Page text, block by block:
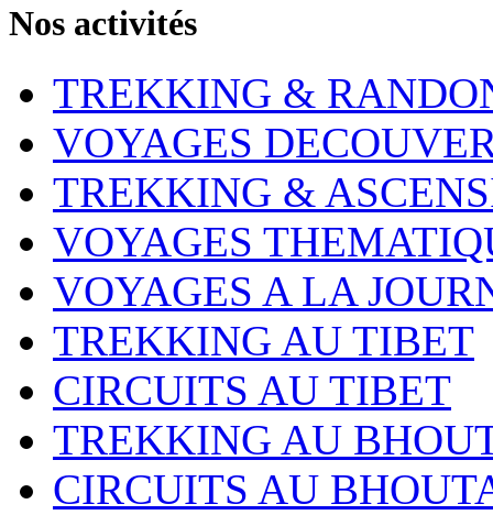
Nos activités
TREKKING &
VOYAGES
TREKKING &
VOYAGES
VOYAGES A LA
TREKKING AU TIBET
CIRCUITS AU TIBET
TREKKING AU
CIRCUITS AU